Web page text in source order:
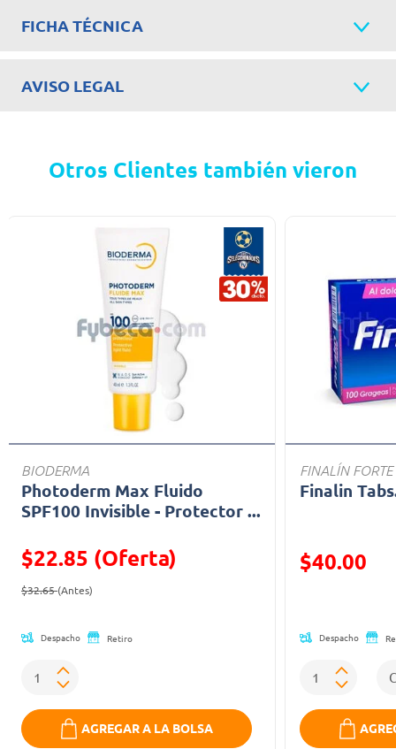
FICHA TÉCNICA
AVISO LEGAL
Otros Clientes también vieron
BIODERMA
Photoderm Max Fluido
SPF100 Invisible - Protector ...
$22.85 (Oferta)
Precio reducido de
$32.65(Antes)
Despacho Retiro
AGREGAR A LA BOLSA
FINALÍN FORTE
Finalin
Precio
$40.00
Despacho